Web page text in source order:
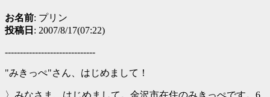
お名前: プリン
投稿日 : 2007/8/17(07:22)
------------------------------
"みきっぺ"さん、はじめまして！